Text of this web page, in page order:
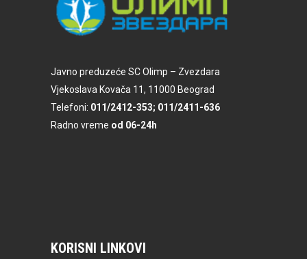
Javno preduzeće SC Olimp – Zvezdara
Vjekoslava Kovača 11, 11000 Beograd
Telefoni: 011/2412-353; 011/2411-636
Radno vreme od 06-24h
KORISNI LINKOVI